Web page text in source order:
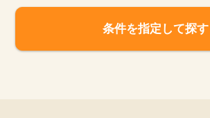
条件を指定して探す